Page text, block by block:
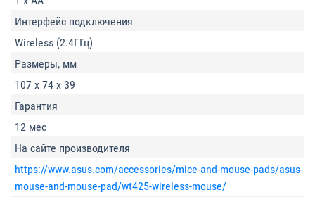
Интерфейс подключения
Wireless (2.4ГГц)
Размеры, мм
107 x 74 x 39
Гарантия
12 мес
На сайте производителя
https://www.asus.com/accessories/mice-and-mouse-pads/asus-
mouse-and-mouse-pad/wt425-wireless-mouse/